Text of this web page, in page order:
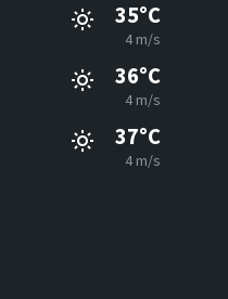
35°C
4 m/s
36°C
4 m/s
37°C
4 m/s